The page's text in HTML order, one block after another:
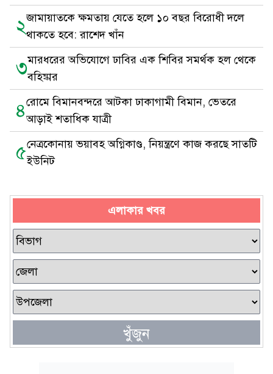
২জামায়াতকে ক্ষমতায় যেতে হলে ১০ বছর বিরোধী দলে
থাকতে হবে: রাশেদ খাঁন
৩মারধরের অভিযোগে ঢাবির এক শিবির সমর্থক হল থেকে
বহিষ্কার
৪রোমে বিমানবন্দরে আটকা ঢাকাগামী বিমান, ভেতরে
আড়াই শতাধিক যাত্রী
৫নেত্রকোনায় ভয়াবহ অগ্নিকাণ্ড, নিয়ন্ত্রণে কাজ করছে সাতটি
ইউনিট
এলাকার খবর
খুঁজুন